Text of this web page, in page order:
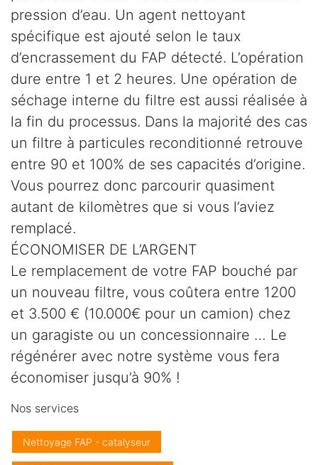
pression d’eau. Un agent nettoyant
spécifique est ajouté selon le taux
d’encrassement du FAP détecté. L’opération
dure entre 1 et 2 heures. Une opération de
séchage interne du filtre est aussi réalisée à
la fin du processus. Dans la majorité des cas
un filtre à particules reconditionné retrouve
entre 90 et 100% de ses capacités d’origine.
Vous pourrez donc parcourir quasiment
autant de kilomètres que si vous l’aviez
remplacé.
ÉCONOMISER DE L’ARGENT
Le remplacement de votre FAP bouché par
un nouveau filtre, vous coûtera entre 1200
et 3.500 € (10.000€ pour un camion) chez
un garagiste ou un concessionnaire … Le
régénérer avec notre système vous fera
économiser jusqu’à 90% !
Nos services
Nettoyage FAP - catalyseur